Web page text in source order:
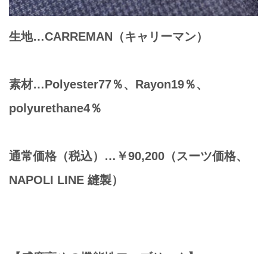
生地…CARREMAN（キャリーマン）
素材…Polyester77％、Rayon19％、
polyurethane4％
通常価格（税込）…￥90,200（スーツ価格、
NAPOLI LINE 縫製）